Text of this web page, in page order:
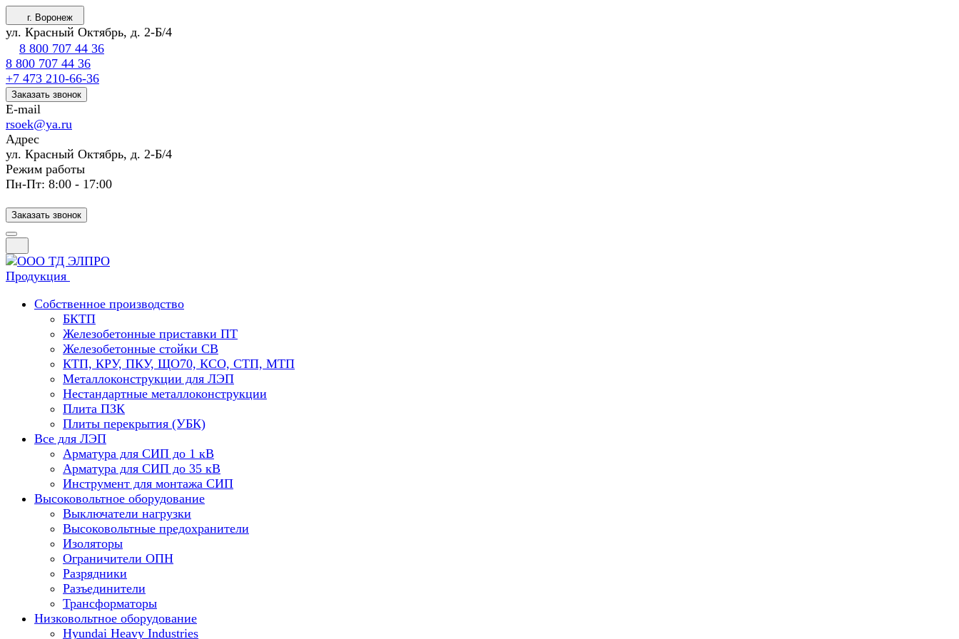
г. Воронеж
ул. Красный Октябрь, д. 2-Б/4
8 800 707 44 36
8 800 707 44 36
+7 473 210-66-36
Заказать звонок
E-mail
rsoek@ya.ru
Адрес
ул. Красный Октябрь, д. 2-Б/4
Режим работы
Пн-Пт: 8:00 - 17:00
Заказать звонок
Продукция
Собственное производство
БКТП
Железобетонные приставки ПТ
Железобетонные стойки СВ
КТП, КРУ, ПКУ, ЩО70, КСО, СТП, МТП
Металлоконструкции для ЛЭП
Нестандартные металлоконструкции
Плита ПЗК
Плиты перекрытия (УБК)
Все для ЛЭП
Арматура для СИП до 1 кВ
Арматура для СИП до 35 кВ
Инструмент для монтажа СИП
Высоковольтное оборудование
Выключатели нагрузки
Высоковольтные предохранители
Изоляторы
Ограничители ОПН
Разрядники
Разъединители
Трансформаторы
Низковольтное оборудование
Hyundai Heavy Industries